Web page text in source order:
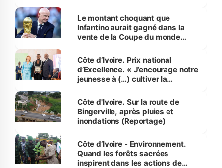
Le montant choquant que
Infantino aurait gagné dans la
vente de la Coupe du monde
Côte d’Ivoire. Prix national
d’Excellence. « J’encourage notre
jeunesse à (…) cultiver la
(Alassane Ouattara
Côte d'Ivoire. Sur la route de
Bingerville, après pluies et
inondations (Reportage)
Côte d’Ivoire - Environnement.
Quand les forêts sacrées
inspirent dans les actions de